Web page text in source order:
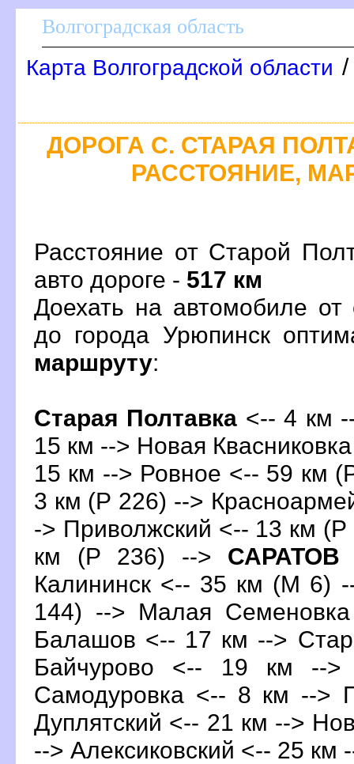
олгоградская область
Карта Волгоградской области /
ДОРОГА С. СТАРАЯ
РАССТОЯНИЕ,
Расстояние от Старой
авто дороге - 517 км
Доехать на автомобиле
до города Урюпинск
маршруту:
Старая Полтавка <-- 4 км
15 км --> Новая
15 км --> Ровное <-- 59 км
3 км (Р 226) -->
-> Приволжский <-- 13 км
км (Р 236) --> САРАТО
Калининск <-- 35 км (М 6)
144) --> Малая
Балашо <-- 17 км -->
Байчурово <-- 19 км --
Самодуровка <-- 8 км -->
Дуплятский <-- 21 км -->
--> Алексиковский <-- 25 км